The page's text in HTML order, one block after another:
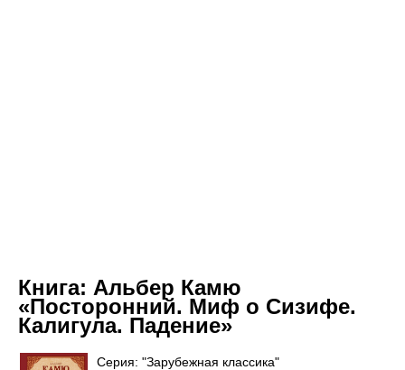
Книга: Альбер Камю
«Посторонний. Миф о Сизифе.
Калигула. Падение»
Серия: "Зарубежная классика"